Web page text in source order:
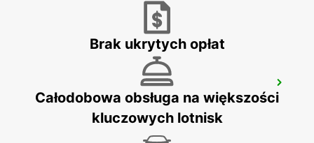
MALLORCA PAGUERA
PAGUERA - SPAIN
Brak ukrytych opłat
Całodobowa obsługa na większości
kluczowych lotnisk